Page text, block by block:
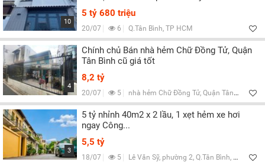
10
5 tỷ 680 triệu
20/07 6 Q.Tân Bình, TP HCM
4
Chính chủ Bán nhà hẻm Chữ Đồng Tử, Quận
Tân Bình cũ giá tốt
8,2 tỷ
20/07 5 nhà hẻm Chữ Đồng Tử, Quận Tân Bình (cũ)
3
5 tỷ nhỉnh 40m2 x 2 lầu, 1 xẹt hẻm xe hơi
ngay Công...
5,5 tỷ
18/07 5 Lê Văn Sỹ, phường 2, Q.Tân Bình, TP HCM